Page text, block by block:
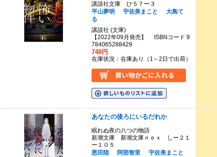
講談社文庫 ひ５７ー３
平山夢明
宇佐美まこと
大島て
る
講談社 (文庫)
【2022年09月発売】 ISBNコード 9
784065288429
748円
在庫状況：在庫あり（1～2日で出荷）
あなたの後ろにいるだれか
眠れぬ夜の八つの物語
新潮文庫 新潮文庫ｎｅｘ しー２１
ー１０５
恩田陸
阿部智里
宇佐美まこと